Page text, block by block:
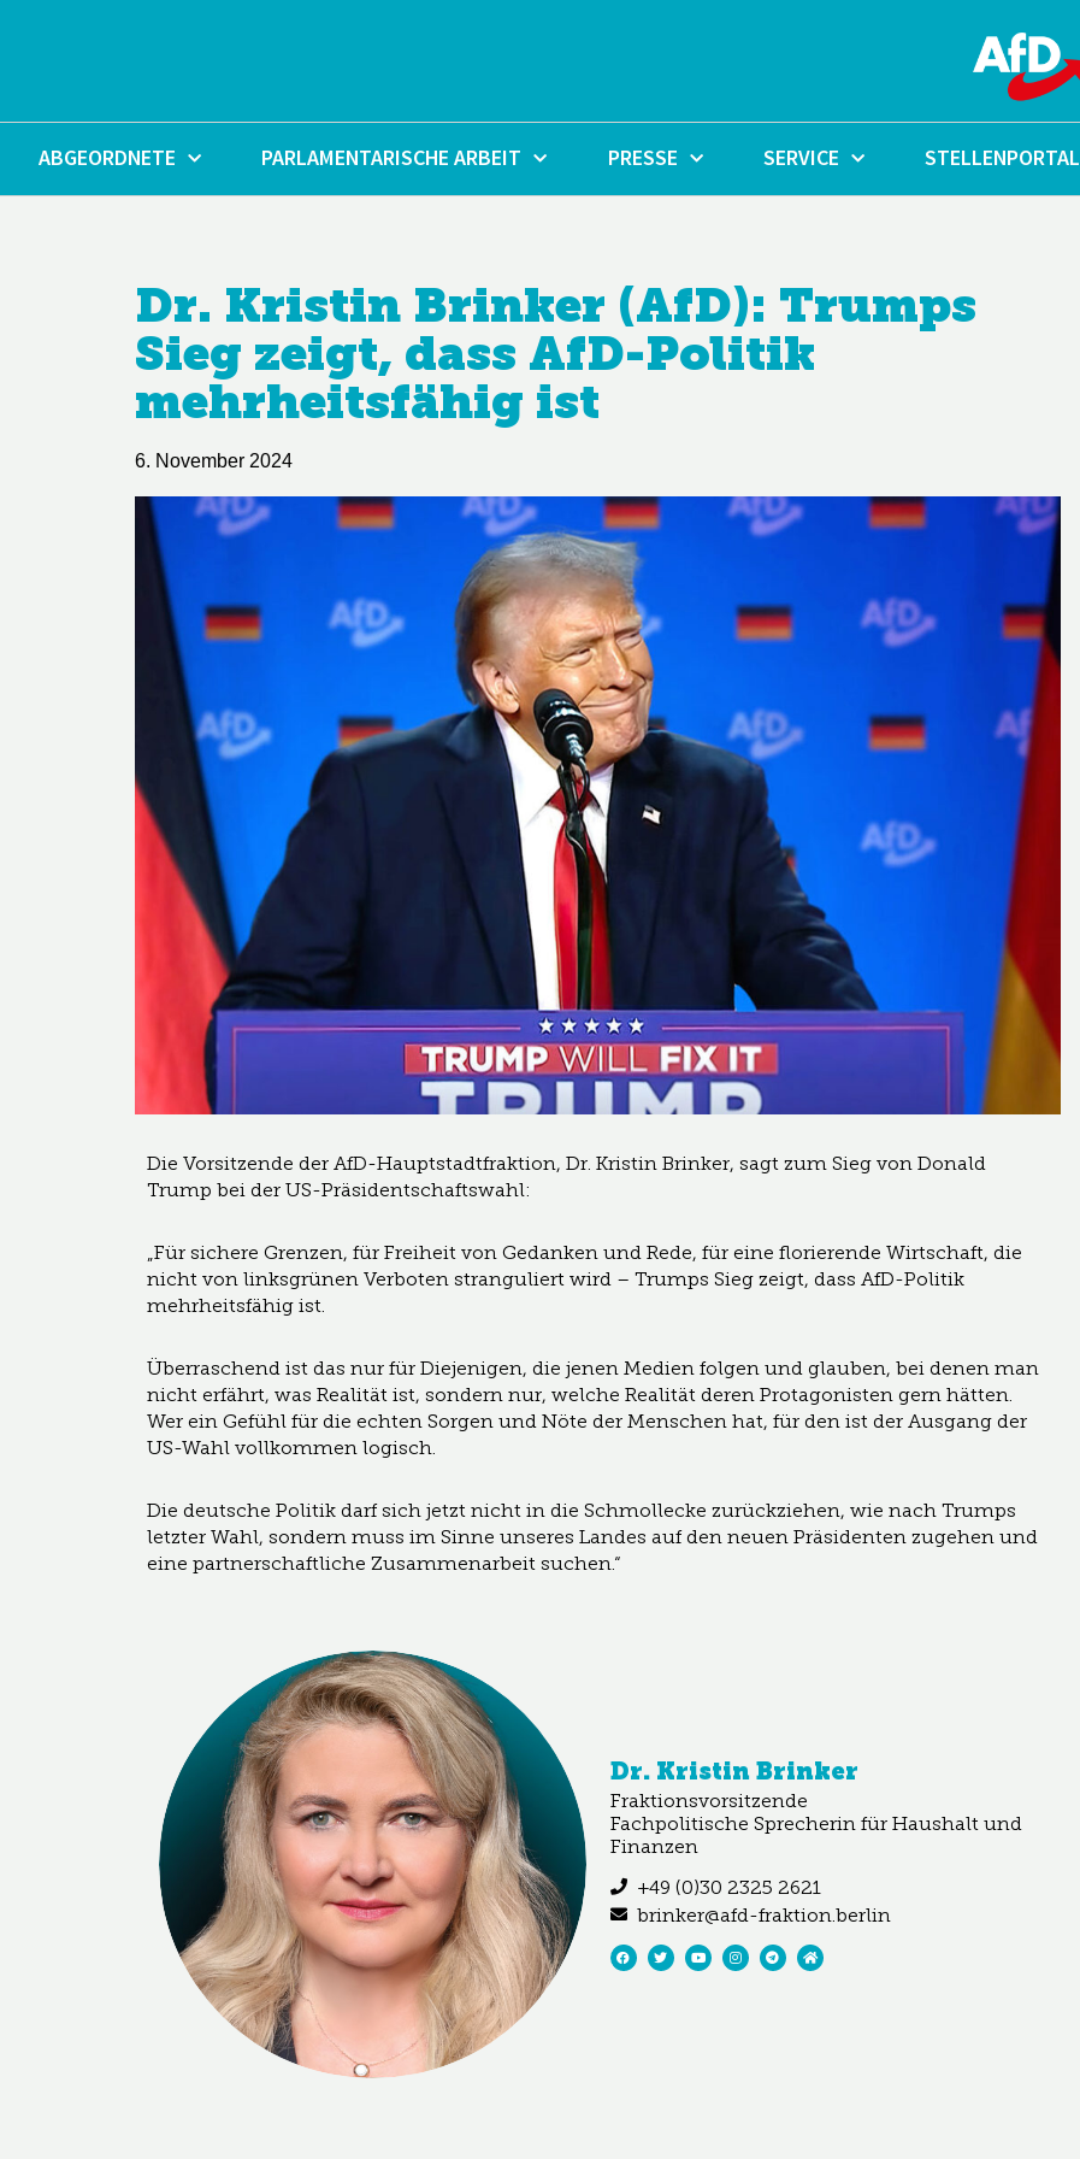
ABGEORDNETE PARLAMENTARISCHE ARBEIT PRESSE SERVICE STELLENPORTAL
Dr. Kristin Brinker (AfD): Trumps
Sieg zeigt, dass AfD-Politik
mehrheitsfähig ist
6. November 2024
Die Vorsitzende der AfD-Hauptstadtfraktion, Dr. Kristin Brinker, sagt zum Sieg von Donald
Trump bei der US-Präsidentschaftswahl:
„Für sichere Grenzen, für Freiheit von Gedanken und Rede, für eine florierende Wirtschaft, die
nicht von linksgrünen Verboten stranguliert wird – Trumps Sieg zeigt, dass AfD-Politik
mehrheitsfähig ist.
Überraschend ist das nur für Diejenigen, die jenen Medien folgen und glauben, bei denen man
nicht erfährt, was Realität ist, sondern nur, welche Realität deren Protagonisten gern hätten.
Wer ein Gefühl für die echten Sorgen und Nöte der Menschen hat, für den ist der Ausgang der
US-Wahl vollkommen logisch.
Die deutsche Politik darf sich jetzt nicht in die Schmollecke zurückziehen, wie nach Trumps
letzter Wahl, sondern muss im Sinne unseres Landes auf den neuen Präsidenten zugehen und
eine partnerschaftliche Zusammenarbeit suchen.“
Dr. Kristin Brinker
Fraktionsvorsitzende
Fachpolitische Sprecherin für Haushalt und
Finanzen
+49 (0)30 2325 2621
brinker@afd-fraktion.berlin